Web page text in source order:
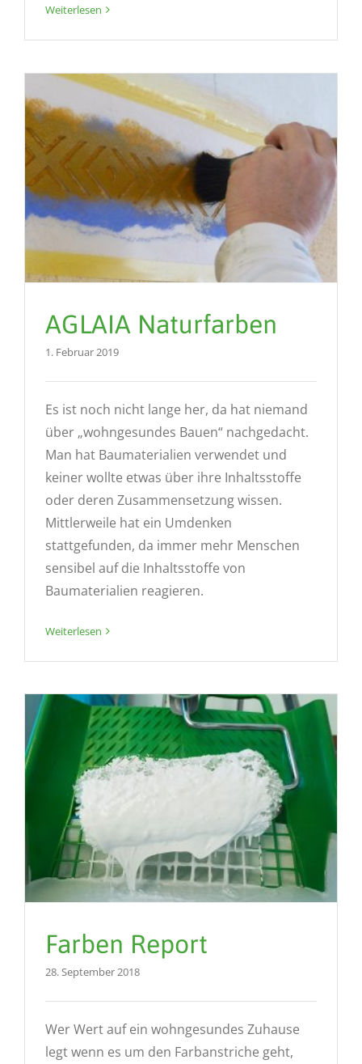
Weiterlesen
AGLAIA Naturfarben
1. Februar 2019
Es ist noch nicht lange her, da hat niemand
über „wohngesundes Bauen“ nachgedacht.
Man hat Baumaterialien verwendet und
keiner wollte etwas über ihre Inhaltsstoffe
oder deren Zusammensetzung wissen.
Mittlerweile hat ein Umdenken
stattgefunden, da immer mehr Menschen
sensibel auf die Inhaltsstoffe von
Baumaterialien reagieren.
Weiterlesen
Farben Report
28. September 2018
Wer Wert auf ein wohngesundes Zuhause
legt wenn es um den Farbanstriche geht,